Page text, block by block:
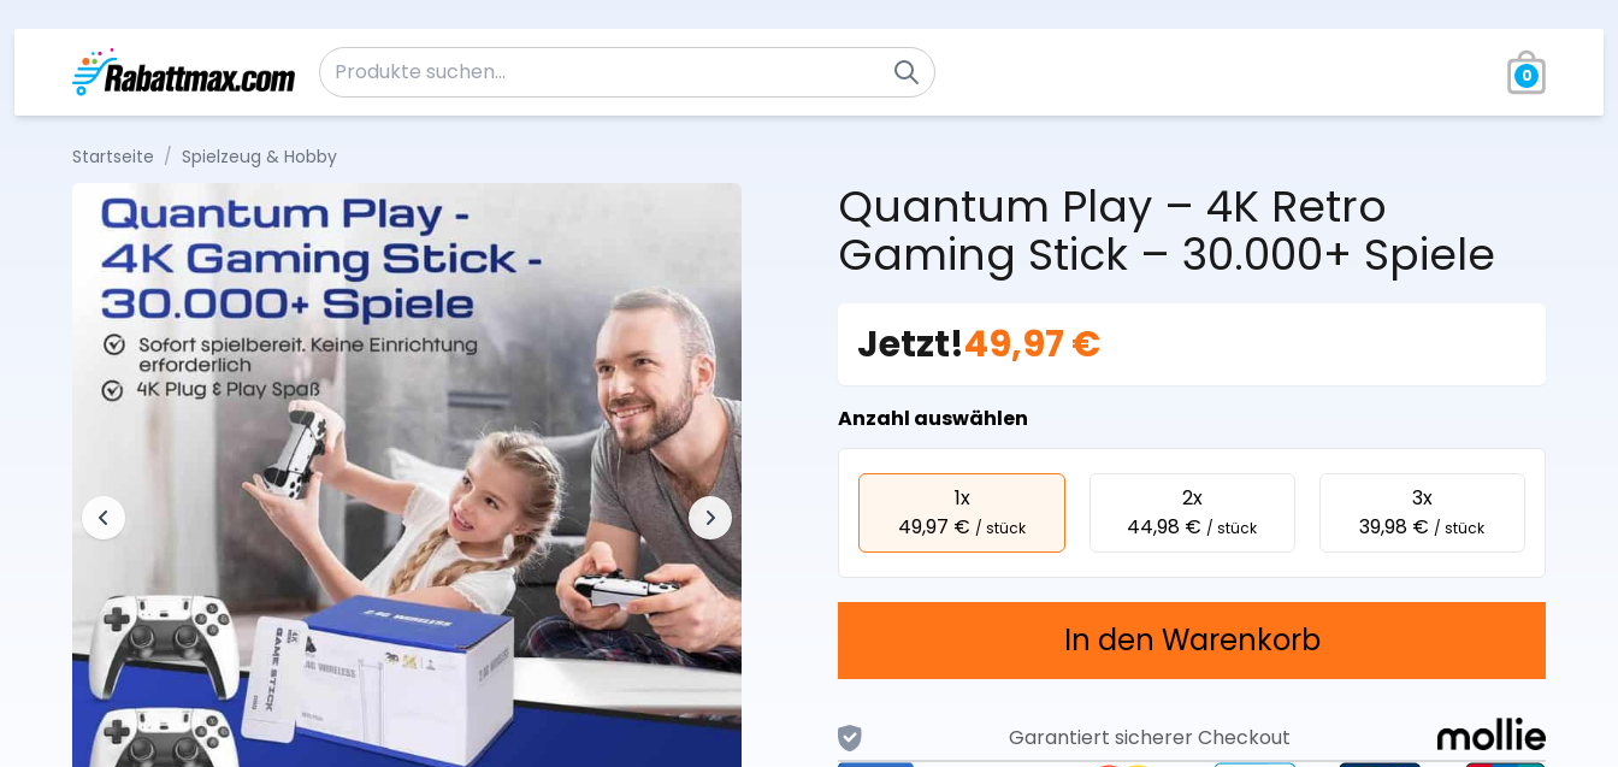
Suche nach: 0
Startseite / Spielzeug & Hobby
Quantum Play – 4K Retro
Gaming Stick – 30.000+ Spiele
Jetzt!49,97 €
Anzahl auswählen
1x
49,97 € / stück
2x
44,98 € / stück
3x
39,98 € / stück
In den Warenkorb
Garantiert sicherer Checkout